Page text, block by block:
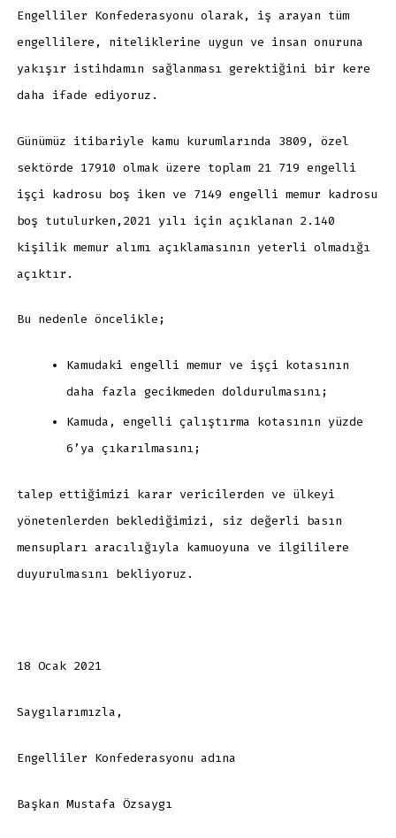
Engelliler Konfederasyonu olarak, iş arayan tüm
engellilere, niteliklerine uygun ve insan onuruna
yakışır istihdamın sağlanması gerektiğini bir kere
daha ifade ediyoruz.
Günümüz itibariyle kamu kurumlarında 3809, özel
sektörde 17910 olmak üzere toplam 21 719 engelli
işçi kadrosu boş iken ve 7149 engelli memur kadrosu
boş tutulurken,2021 yılı için açıklanan 2.140
kişilik memur alımı açıklamasının yeterli olmadığı
açıktır.
Bu nedenle öncelikle;
Kamudaki engelli memur ve işçi kotasının
daha fazla gecikmeden doldurulmasını;
Kamuda, engelli çalıştırma kotasının yüzde
6’ya çıkarılmasını;
talep ettiğimizi karar vericilerden ve ülkeyi
yönetenlerden beklediğimizi, siz değerli basın
mensupları aracılığıyla kamuoyuna ve ilgililere
duyurulmasını bekliyoruz.
18 Ocak 2021
Saygılarımızla,
Engelliler Konfederasyonu adına
Başkan Mustafa Özsaygı